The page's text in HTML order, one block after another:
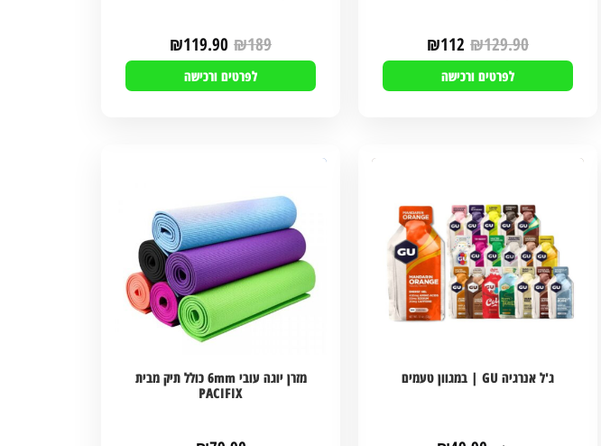
₪129.90
₪112
לפרטים ורכישה
₪189
₪119.90
לפרטים ורכישה
ג'ל אנרגיה GU | במגוון טעמים
מזרן יוגה עובי 6mm כולל תיק מבית
PACIFIX